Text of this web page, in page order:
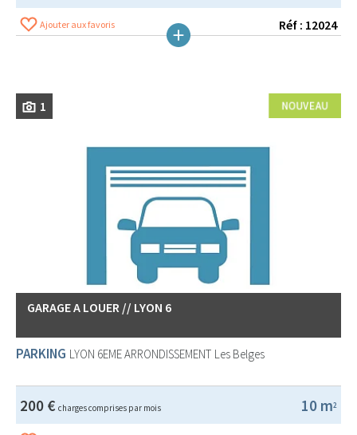
Ajouter aux favoris Réf : 12024
1
GARAGE A LOUER // LYON 6
PARKING LYON 6EME ARRONDISSEMENT Les Belges
10 m2
200 € charges comprises par mois